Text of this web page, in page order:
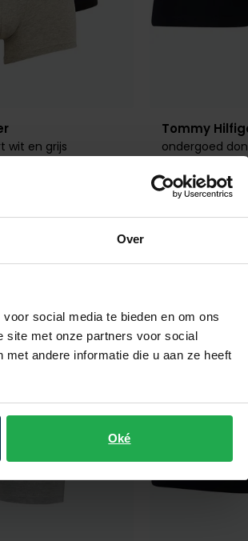
Over
social media te bieden en om ons
site met onze partners voor social
andere informatie die u aan ze heeft
Oké
wit en grijs
Tommy
ondergoed
€ 39,99